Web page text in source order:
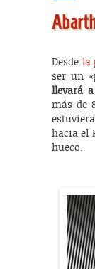
Desde la
ser un
llevará
más de
hacia el
hueco.